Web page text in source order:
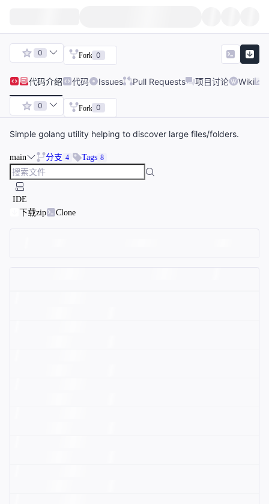
0 Fork 0
代码介绍 代码 Issues Pull Requests 项目讨论 Wiki
0 Fork 0
Simple golang utility helping to discover large files/folders.
main 分支 4 Tags 8
IDE
下载zip
Clone